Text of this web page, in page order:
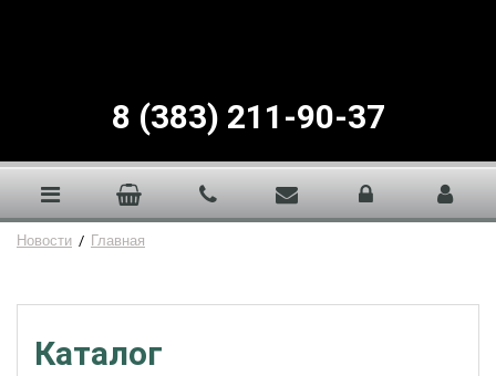
8 (383) 211-90-37
Новости / Главная
Каталог